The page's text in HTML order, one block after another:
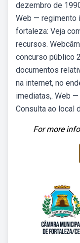
dezembro de
Web — regimento
fortaleza: Veja
recursos.
concurso público
documentos
na internet, no
imediatas,. Web
Consulta ao local
For more